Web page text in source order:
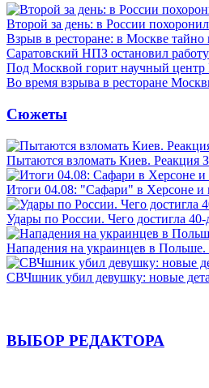
Второй за день: в России
Взрыв в ресторане: в Москве тайно
Саратовский НПЗ остановил
Под Москвой горит научный центр
Во время взрыва в ресторане
Сюжеты
Пытаются взломать Киев. Реакция
Итоги 04.08: "Сафари" в Херсоне и
Удары по России. Чего достигла
Нападения на украинцев в
СВЧшник убил девушку: новые
ВЫБОР РЕДАКТОРА